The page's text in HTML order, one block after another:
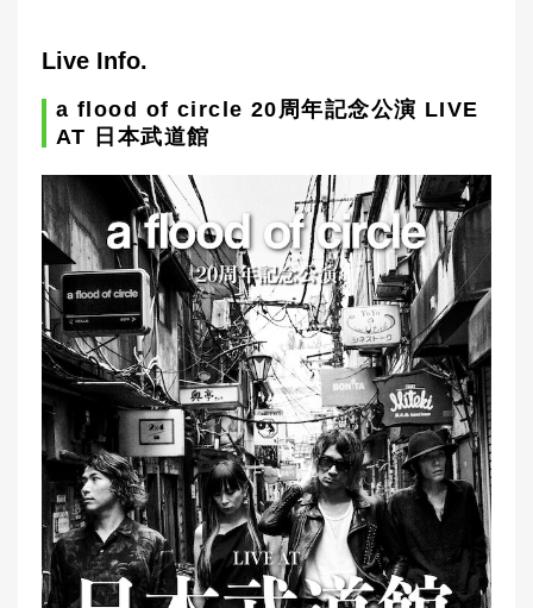
Live Info.
a flood of circle 20周年記念公演 LIVE
AT 日本武道館